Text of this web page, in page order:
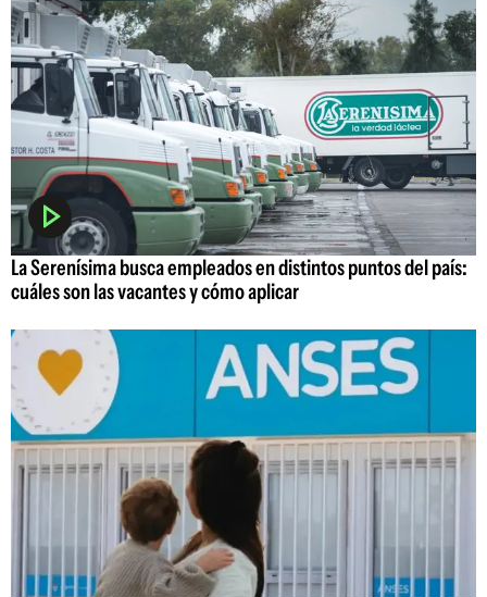
La Serenísima busca empleados en distintos puntos del país:
cuáles son las vacantes y cómo aplicar